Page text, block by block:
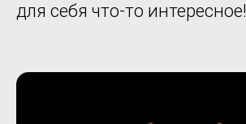
для себя что-то интересное!